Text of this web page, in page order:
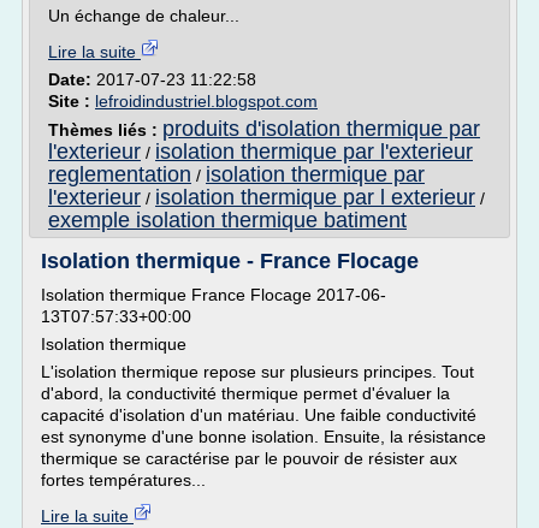
Un échange de chaleur...
Lire la suite
Date: 2017-07-23 11:22:58
Site : lefroidindustriel.blogspot.com
Thèmes liés : produits d'isolation thermique par
l'exterieur / isolation thermique par l'exterieur
reglementation / isolation thermique par
l'exterieur / isolation thermique par l exterieur /
exemple isolation thermique batiment
Isolation thermique - France Flocage
Isolation thermique France Flocage 2017-06-
13T07:57:33+00:00
Isolation thermique
L'isolation thermique repose sur plusieurs principes. Tout
d'abord, la conductivité thermique permet d'évaluer la
capacité d'isolation d'un matériau. Une faible conductivité
est synonyme d'une bonne isolation. Ensuite, la résistance
thermique se caractérise par le pouvoir de résister aux
fortes températures...
Lire la suite